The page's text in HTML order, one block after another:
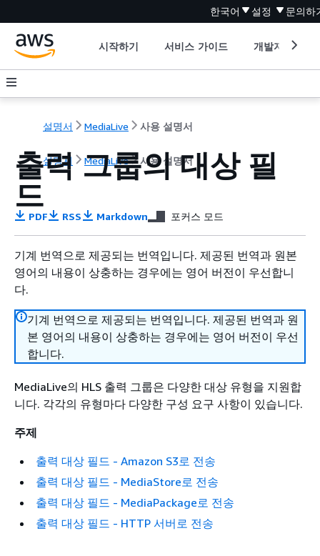
한국어 설정 문의하
시작하기 서비스 가이드 개발자 도구
설명서 MediaLive 사용 설명서
설명서 MediaLive 사용 설명서
출력 그룹의 대상 필
드
PDF RSS Markdown 포커스 모드
기계 번역으로 제공되는 번역입니다. 제공된 번역과 원본
영어의 내용이 상충하는 경우에는 영어 버전이 우선합니
다.
기계 번역으로 제공되는 번역입니다. 제공된 번역과 원
본 영어의 내용이 상충하는 경우에는 영어 버전이 우선
합니다.
MediaLive의 HLS 출력 그룹은 다양한 대상 유형을 지원합
니다. 각각의 유형마다 다양한 구성 요구 사항이 있습니다.
주제
출력 대상 필드 - Amazon S3로 전송
출력 대상 필드 - MediaStore로 전송
출력 대상 필드 - MediaPackage로 전송
출력 대상 필드 - HTTP 서버로 전송